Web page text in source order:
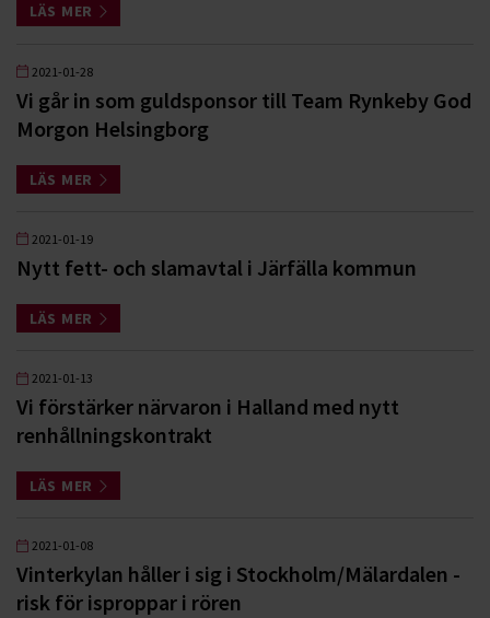
LÄS MER
2021-01-28
Vi går in som guldsponsor till Team Rynkeby God
Morgon Helsingborg
LÄS MER
2021-01-19
Nytt fett- och slamavtal i Järfälla kommun
LÄS MER
2021-01-13
Vi förstärker närvaron i Halland med nytt
renhållningskontrakt
LÄS MER
2021-01-08
Vinterkylan håller i sig i Stockholm/Mälardalen -
risk för isproppar i rören